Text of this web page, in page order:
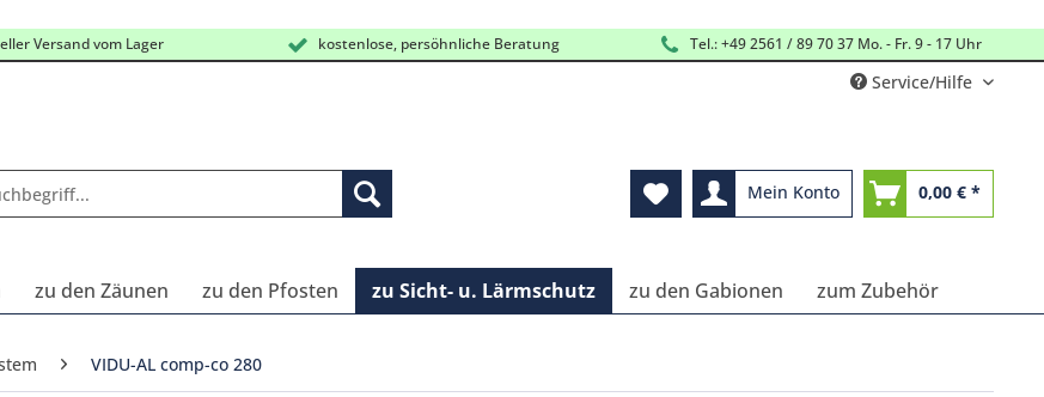
Versand vom Lager kostenlose, persöhnliche Beratung Tel.: +49 2561 / 89 70 37 Mo. - Fr. 9 - 17 Uhr
Service/Hilfe
Mein Konto 0,00 € *
zu den Zäunen zu den Pfosten zu Sicht- u. Lärmschutz zu den Gabionen zum Zubehör
VIDU-AL comp-co 280